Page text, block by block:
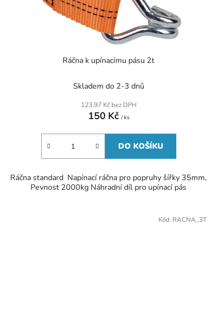
Ráčna k upínacímu pásu 2t
Skladem do 2-3 dnů
123,97 Kč bez DPH
150 Kč / ks
DO KOŠÍKU
Ráčna standard Napínací ráčna pro popruhy šířky 35mm,
Pevnost 2000kg Náhradní díl pro upínací pás
Kód: RACNA_3T